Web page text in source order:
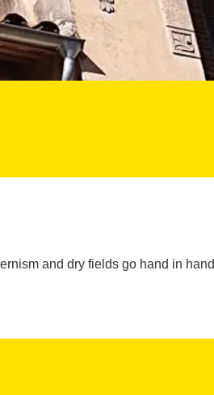
and dry fields go hand in hand